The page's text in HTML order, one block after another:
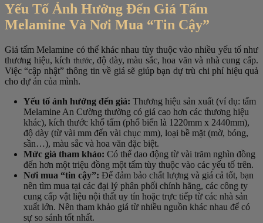
Yếu Tố Ảnh Hưởng Đến Giá Tấm
Melamine Và Nơi Mua “Tin Cậy”
Giá tấm Melamine có thể khác nhau tùy thuộc vào nhiều yếu tố như
thương hiệu, kích thước, độ dày, màu sắc, hoa văn và nhà cung cấp.
Việc “cập nhật” thông tin về giá sẽ giúp bạn dự trù chi phí hiệu quả
cho dự án của mình.
Yếu tố ảnh hưởng đến giá: Thương hiệu sản xuất (ví dụ: tấm
Melamine An Cường thường có giá cao hơn các thương hiệu
khác), kích thước khổ tấm (phổ biến là 1220mm x 2440mm),
độ dày (từ vài mm đến vài chục mm), loại bề mặt (mờ, bóng,
sần…), màu sắc và hoa văn đặc biệt.
Mức giá tham khảo: Có thể dao động từ vài trăm nghìn đồng
đến hơn một triệu đồng một tấm tùy thuộc vào các yếu tố trên.
Nơi mua “tin cậy”: Để đảm bảo chất lượng và giá cả tốt, bạn
nên tìm mua tại các đại lý phân phối chính hãng, các công ty
cung cấp vật liệu nội thất uy tín hoặc trực tiếp từ các nhà sản
xuất lớn. Nên tham khảo giá từ nhiều nguồn khác nhau để có
sự so sánh tốt nhất.